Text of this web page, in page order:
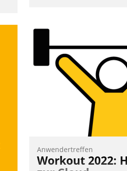
meistern und
zunehmend
und abnehmendem
Nadja Hußmann
Anwendertreffen
Workout 2022: